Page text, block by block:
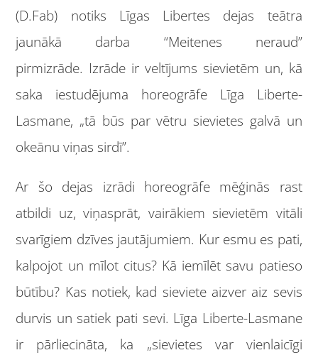
(D.Fab) notiks Līgas Libertes dejas teātra
jaunākā darba “Meitenes neraud”
pirmizrāde. Izrāde ir veltījums sievietēm un, kā
saka iestudējuma horeogrāfe Līga Liberte-
Lasmane, „tā būs par vētru sievietes galvā un
okeānu viņas sirdī”.
Ar šo dejas izrādi horeogrāfe mēģinās rast
atbildi uz, viņasprāt, vairākiem sievietēm vitāli
svarīgiem dzīves jautājumiem. Kur esmu es pati,
kalpojot un mīlot citus? Kā iemīlēt savu patieso
būtību? Kas notiek, kad sieviete aizver aiz sevis
durvis un satiek pati sevi. Līga Liberte-Lasmane
ir pārliecināta, ka „sievietes var vienlaicīgi